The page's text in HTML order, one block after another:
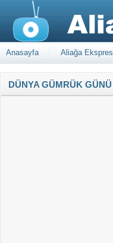
Anasayfa Aliağa Ekspres
DÜNYA GÜMRÜK GÜNÜ